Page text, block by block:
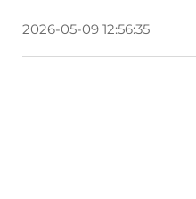
2026-05-09 12:56:35